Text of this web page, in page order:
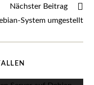
Nächster Beitrag
System umgestellt